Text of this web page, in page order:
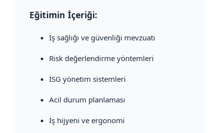
Eğitimin İçeriği:
İş sağlığı ve güvenliği mevzuatı
Risk değerlendirme yöntemleri
İSG yönetim sistemleri
Acil durum planlaması
İş hijyeni ve ergonomi